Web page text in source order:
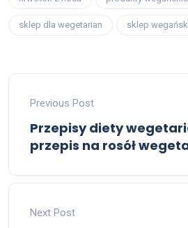
sklep dla wegetarian sklep
Previous Post
Przepisy diety
przepis na rosół
Next Post